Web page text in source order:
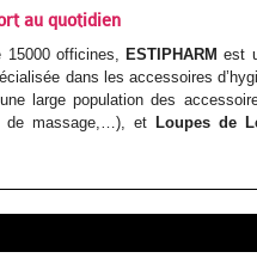
au quotidien
15000 officines, ESTIPHARMest
dans les accessoires
large population des
de massage,…), et Loupes de